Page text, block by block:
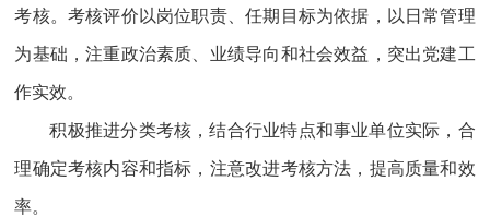
考核。考核评价以岗位职责、任期目标为依据，以日常管理
为基础，注重政治素质、业绩导向和社会效益，突出党建工
作实效。
积极推进分类考核，结合行业特点和事业单位实际，合
理确定考核内容和指标，注意改进考核方法，提高质量和效
率。